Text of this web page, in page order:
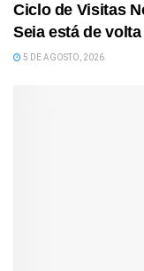
Ciclo de Visitas
Seia está de volta
5 DE AGOSTO, 2026